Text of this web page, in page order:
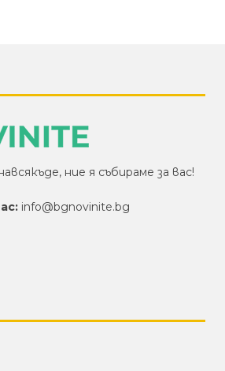
ние я събираме за вас!
info@bgnovinite.bg